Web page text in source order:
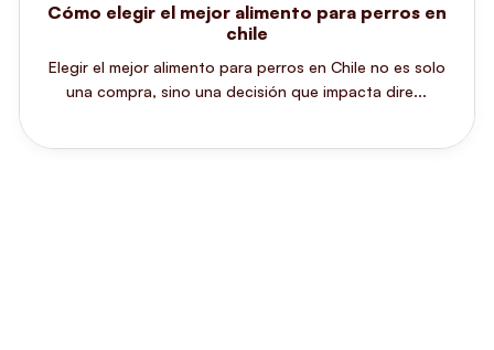
Cómo elegir el mejor alimento para perros en
chile
Elegir el mejor alimento para perros en Chile no es solo
una compra, sino una decisión que impacta dire...